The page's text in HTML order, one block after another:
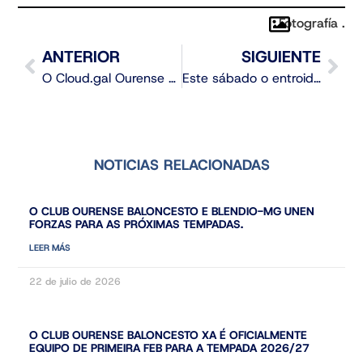
Fotografía .
ANTERIOR
O Cloud.gal Ourense Baloncesto busca reencontrarse coa vitoria no Paco Paz
SIGUIENTE
Este sábado o entroido comeza ás 18:00 horas no Paco Paz
NOTICIAS RELACIONADAS
O CLUB OURENSE BALONCESTO E BLENDIO-MG UNEN
FORZAS PARA AS PRÓXIMAS TEMPADAS.
LEER MÁS
22 de julio de 2026
O CLUB OURENSE BALONCESTO XA É OFICIALMENTE
EQUIPO DE PRIMEIRA FEB PARA A TEMPADA 2026/27